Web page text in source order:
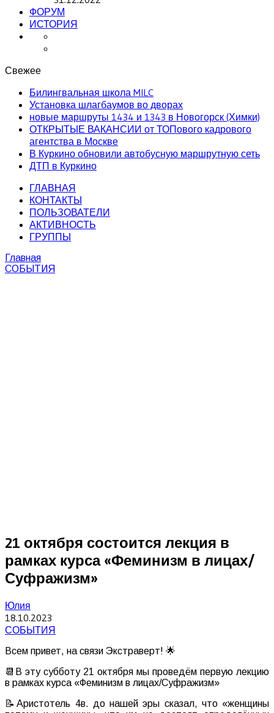
ФОРУМ
ИСТОРИЯ
Свежее
Билингвальная школа MILC
Установка шлагбаумов во дворах
новые маршруты 1434 и 1343 в Новогорск (Химки)
ОТКРЫТЫЕ ВАКАНСИИ от ТОПового кадрового
агентства в Москве
В Куркино обновили автобусную маршрутную сеть
ДТП в Куркино
ГЛАВНАЯ
КОНТАКТЫ
ПОЛЬЗОВАТЕЛИ
АКТИВНОСТЬ
ГРУППЫ
Главная
СОБЫТИЯ
21 октября состоится лекция в
рамках курса «Феминизм в лицах/
Суфражизм»
Юлия
18.10.2023
СОБЫТИЯ
Всем привет, на связи Экстраверт! 🌟
📆В эту субботу 21 октября мы проведём первую лекцию
в рамках курса «Феминизм в лицах/Суфражизм»
📝Аристотель 4в. до нашей эры сказал, что «женщины